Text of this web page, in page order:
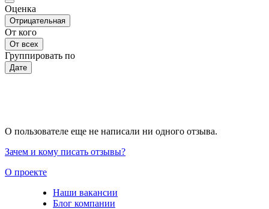
Оценка
Отрицательная
От кого
От всех
Группировать по
Дате
О пользователе еще не написали ни одного отзыва.
Зачем и кому писать отзывы?
О проекте
Наши вакансии
Блог компании